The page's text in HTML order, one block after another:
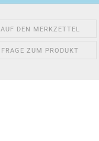
AUF DEN MERKZETTEL
FRAGE ZUM PRODUKT